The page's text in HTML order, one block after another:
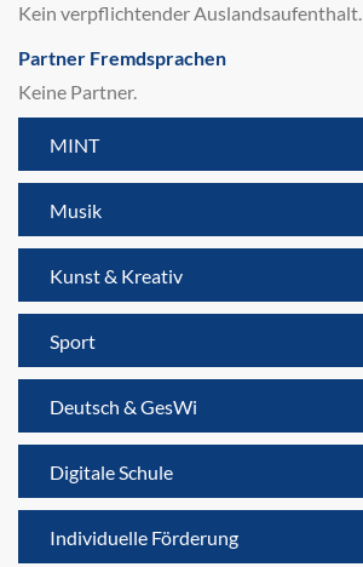
Kein verpflichtender Auslandsaufenthalt.
Partner Fremdsprachen
Keine Partner.
MINT
Musik
Kunst & Kreativ
Sport
Deutsch & GesWi
Digitale Schule
Individuelle Förderung